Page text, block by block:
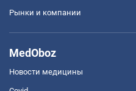
Рынки и компании
MedOboz
Новости медицины